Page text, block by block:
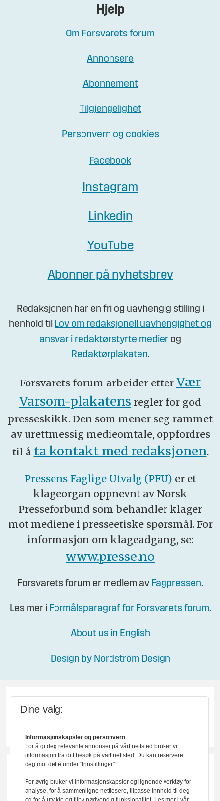
Hjelp
Om Forsvarets forum
Annonsere
Abonnement
Tilgjengelighet
Personvern og cookies
Facebook
Instagram
Linkedin
YouTube
Abonner på nyhetsbrev
Redaksjonen har en fri og uavhengig stilling i
henhold til Lov om redaksjonell uavhengighet og
ansvar i redaktørstyrte medier og
Redaktørplakaten.
Forsvarets forum arbeider etter Vær
Varsom-plakatens regler for god
presseskikk. Den som mener seg rammet
av urettmessig medieomtale, oppfordres
til å ta kontakt med redaksjonen.
Pressens Faglige Utvalg (PFU) er et
klageorgan oppnevnt av Norsk
Presseforbund som behandler klager
mot mediene i presseetiske spørsmål. For
informasjon om klageadgang, se:
www.presse.no
Forsvarets forum er medlem av Fagpressen.
Les mer i Formålsparagraf for Forsvarets forum.
About us in English
Design by Nordström Design
Dine valg:
Informasjonskapsler og personvern
For å gi deg relevante annonser på vårt nettsted bruker vi
informasjon fra ditt besøk på vårt nettsted. Du kan reservere
deg mot dette under "Innstillinger".
For øvrig bruker vi informasjonskapsler og lignende verktøy for
analyse, for å sammenligne nettlesere, tilpasse innhold til deg
og for å utvikle og tilby nødvendig funksjonalitet. Les mer i vår